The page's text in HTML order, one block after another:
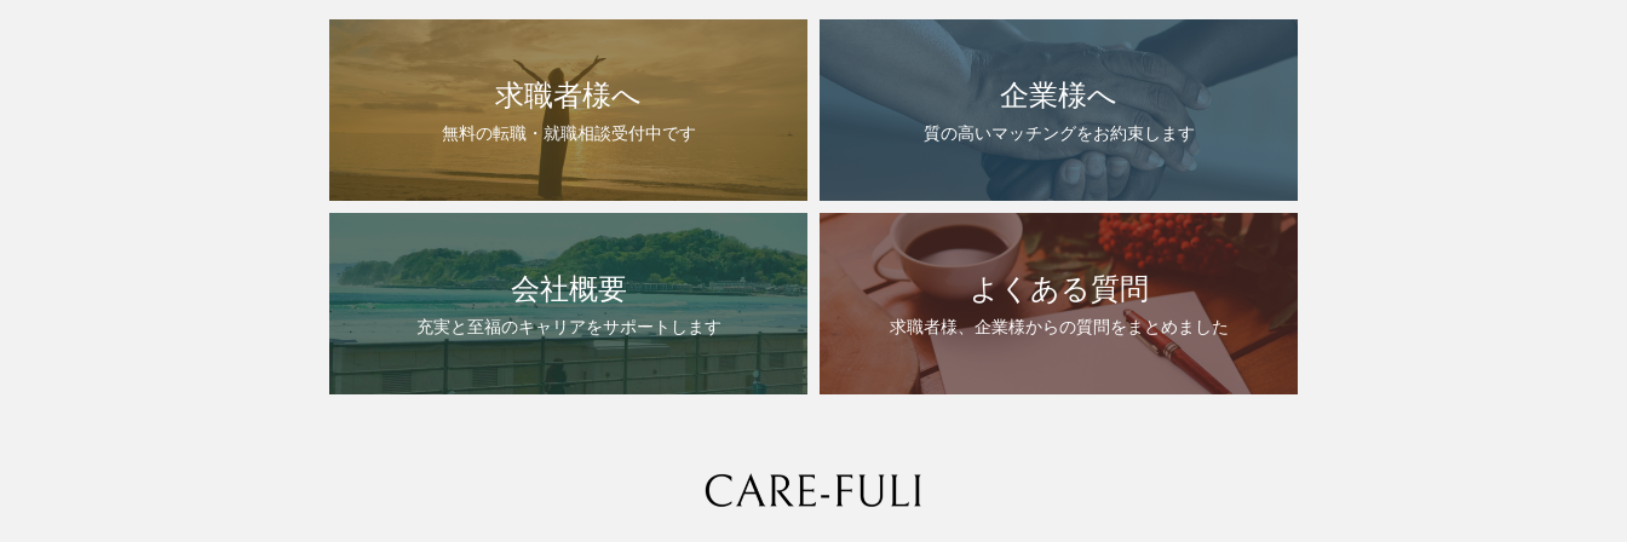
求職者様へ
無料の転職・就職相談受付中です
企業様へ
質の高いマッチングをお約束します
会社概要
充実と至福のキャリアをサポートします
よくある質問
求職者様、企業様からの質問をまとめました